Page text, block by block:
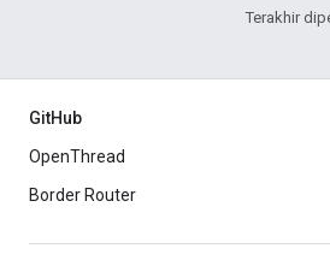
Terakhir
GitHub
OpenThread
Border Router